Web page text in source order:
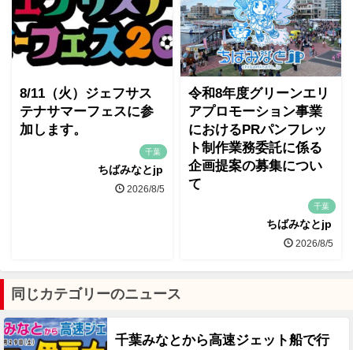
8/11（火）ジェフサス
テナサマーフェスに参
加します。
千葉
ちばみなとjp
2026/8/5
令和8年度グリーンエリ
アプロモーション事業
におけるPRパンフレッ
ト制作業務委託に係る
企画提案の募集につい
て
千葉
ちばみなとjp
2026/8/5
同じカテゴリーのニュース
千葉みなとから高速ジェット船で行